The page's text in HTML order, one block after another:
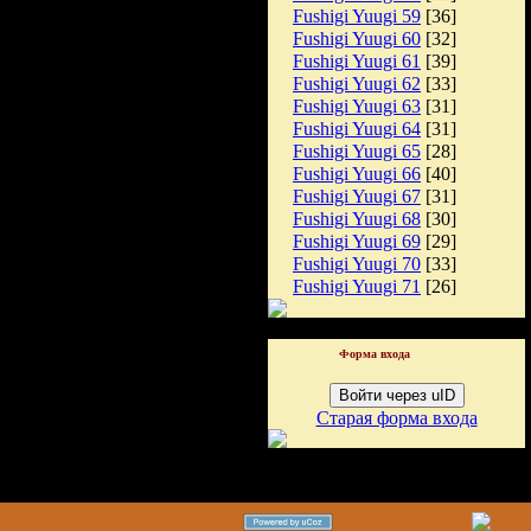
Fushigi Yuugi 59 [36]
Fushigi Yuugi 60 [32]
Fushigi Yuugi 61 [39]
Fushigi Yuugi 62 [33]
Fushigi Yuugi 63 [31]
Fushigi Yuugi 64 [31]
Fushigi Yuugi 65 [28]
Fushigi Yuugi 66 [40]
Fushigi Yuugi 67 [31]
Fushigi Yuugi 68 [30]
Fushigi Yuugi 69 [29]
Fushigi Yuugi 70 [33]
Fushigi Yuugi 71 [26]
Форма входа
Войти через uID
Старая форма входа